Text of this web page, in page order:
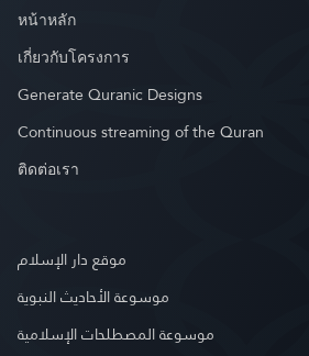
หน้าหลัก
เกี่ยวกับโครงการ
Generate Quranic Designs
Continuous streaming of the Quran
ติดต่อเรา
موقع دار الإسلام
موسوعة الأحاديث النبوية
موسوعة المصطلحات الإسلامية